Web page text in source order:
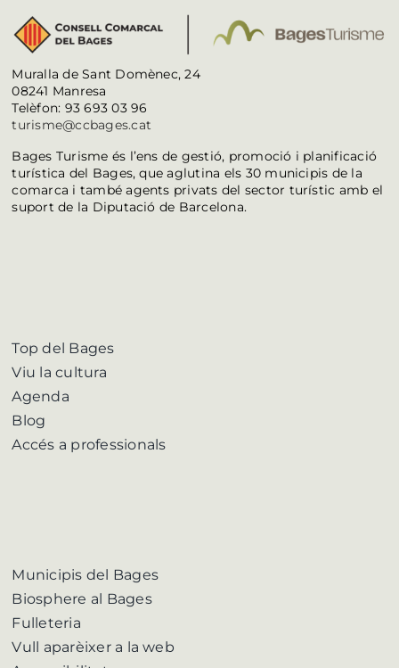
Muralla de Sant Domènec, 24
08241 Manresa
Telèfon: 93 693 03 96
turisme@ccbages.cat
Bages Turisme és l’ens de gestió, promoció i planificació
turística del Bages, que aglutina els 30 municipis de la
comarca i també agents privats del sector turístic amb el
suport de la Diputació de Barcelona.
Top del Bages
Viu la cultura
Agenda
Blog
Accés a professionals
Municipis del Bages
Biosphere al Bages
Fulleteria
Vull aparèixer a la web